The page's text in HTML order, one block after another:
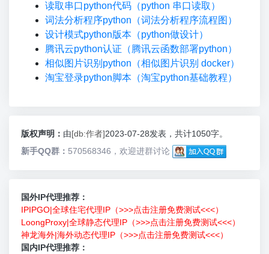
读取串口python代码（python 串口读取）
词法分析程序python（词法分析程序流程图）
设计模式python版本（python做设计）
腾讯云python认证（腾讯云函数部署python）
相似图片识别python（相似图片识别 docker）
淘宝登录python脚本（淘宝python基础教程）
版权声明： 由[db:作者]2023-07-28发表，共计1050字。
新手QQ群： 570568346，欢迎进群讨论
国外IP代理推荐：
IPIPGO|全球住宅代理IP（>>>点击注册免费测试<<<）
LoongProxy|全球静态代理IP（>>>点击注册免费测试<<<）
神龙海外|海外动态代理IP（>>>点击注册免费测试<<<）
国内IP代理推荐：